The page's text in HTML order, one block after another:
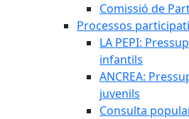
Comissió de
Processos
LA PEPI:
infantils
ANCREA:
juvenils
Consulta